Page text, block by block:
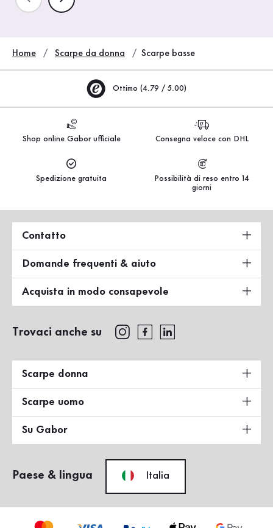
Home Scarpe da donna Scarpe basse
Ottimo (4.79 / 5.00)
Shop online Gabor ufficiale Consegna veloce con DHL
Spedizione gratuita
Possibilità di reso entro 14
giorni
Contatto
Domande frequenti & aiuto
Acquista in modo consapevole
Trovaci anche su
Scarpe donna
Scarpe uomo
Su Gabor
Paese & lingua Italia